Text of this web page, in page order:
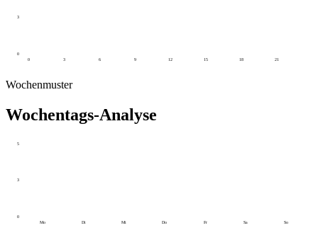
0
3
0 3 6 9 12 15 18 21
Wochenmuster
Wochentags-Analyse
0
3
5
Mo Di Mi Do Fr Sa So